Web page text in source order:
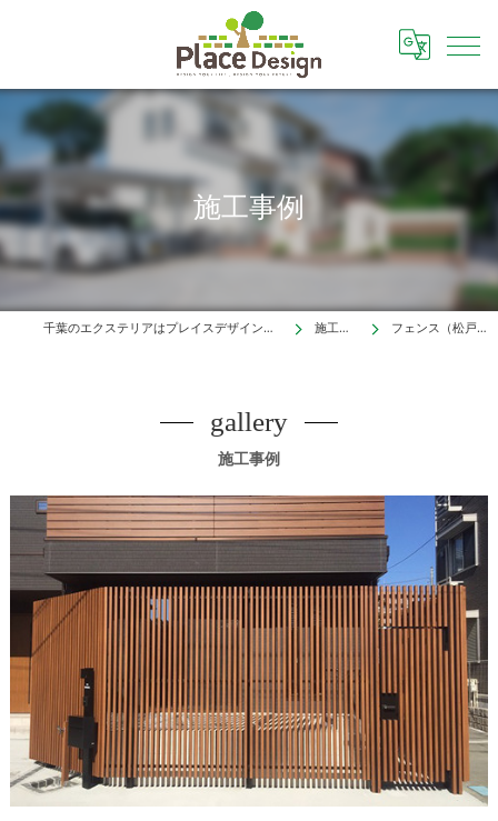
施工事例
千葉のエクステリアはプレイスデザイン株式会社 施工事例 フェンス（松戸市）
施工事例
gallery